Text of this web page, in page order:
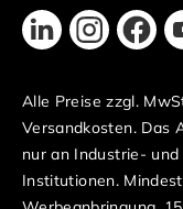
Alle Preise zzgl.
Versandkosten. Das
nur an Industrie-
Institutionen.